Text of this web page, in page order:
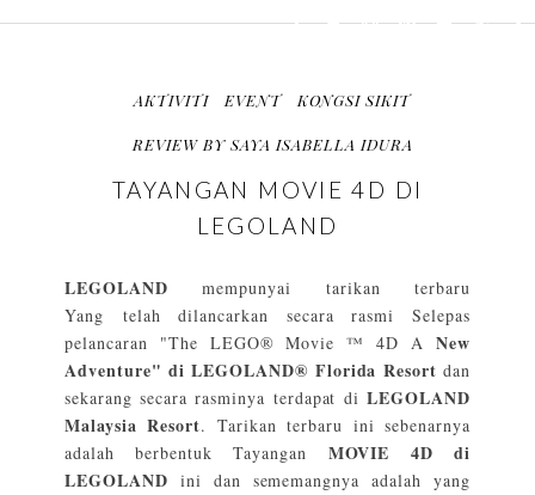
AKTIVITI EVENT KONGSI SIKIT
REVIEW BY SAYA ISABELLA IDURA
TAYANGAN MOVIE 4D DI
LEGOLAND
LEGOLAND mempunyai tarikan terbaru
Yang telah dilancarkan secara rasmi Selepas
pelancaran "The LEGO® Movie ™ 4D ANew
Adventure" di LEGOLAND® Florida Resort dan
sekarang secara rasminya terdapat diLEGOLAND
Malaysia Resort. Tarikan terbaru ini sebenarnya
adalah berbentuk Tayangan MOVIE 4D di
LEGOLAND ini dan sememangnya adalah yang